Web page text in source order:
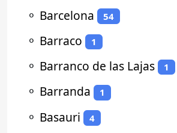
⚬ Barcelona 54
⚬ Barraco 1
⚬ Barranco de las Lajas 1
⚬ Barranda 1
⚬ Basauri 4